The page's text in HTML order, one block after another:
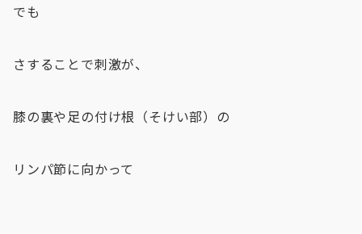
でも
さすることで刺激が、
膝の裏や足の付け根（そけい部）の
リンパ節に向かって